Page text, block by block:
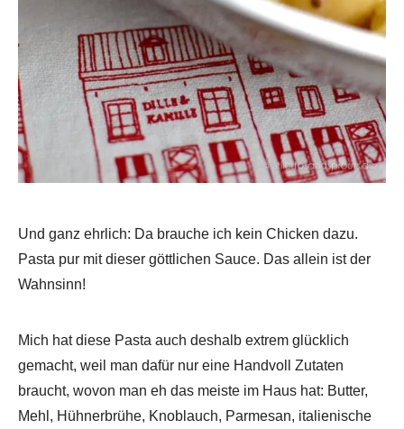
Und ganz ehrlich: Da brauche ich kein Chicken dazu.
Pasta pur mit dieser göttlichen Sauce. Das allein ist der
Wahnsinn!
Mich hat diese Pasta auch deshalb extrem glücklich
gemacht, weil man dafür nur eine Handvoll Zutaten
braucht, wovon man eh das meiste im Haus hat: Butter,
Mehl, Hühnerbrühe, Knoblauch, Parmesan, italienische